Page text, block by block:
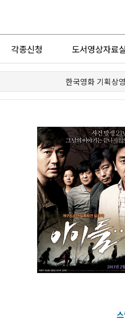
각종신청 도서영상자료실
한국영화 기획상